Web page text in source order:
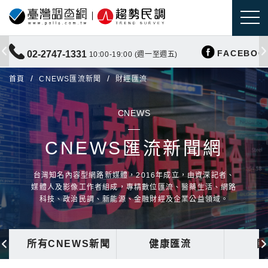
02-2747-1331 10:00-19:00 (週一至週五)
首頁 CNEWS匯流新聞 財經匯流
CNEWS
CNEWS匯流新聞網
台灣知名內容型網路新媒體，2016年成立，由資深記者、
媒體人及影像工作者組成，專精數位匯流、醫藥生活、網路
科技、政治民調、新能源、金融財經及企業公益領域。
所有CNEWS新聞 健康匯流